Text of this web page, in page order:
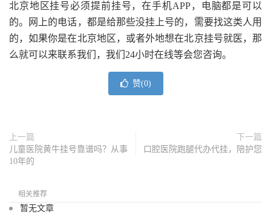
北京地区挂号必须提前挂号，在手机APP，电脑都是可以
的。网上的电话，都是给那些没挂上号的，需要找这类人用
的，如果你是在北京地区，或者外地想在北京挂号就医，那
么就可以来联系我们，我们24小时在线等会您咨询。
赞(0)
上一篇
儿童医院黄牛挂号靠谱吗？从事
10年的
下一篇
口腔医院跑腿代办代挂，陪护您
相关推荐
暂无文章